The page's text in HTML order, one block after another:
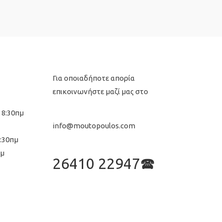
Για οποιαδήποτε απορία
επικοινωνήστε μαζί μας στο
info@moutopoulos.com
26410 22947🕿